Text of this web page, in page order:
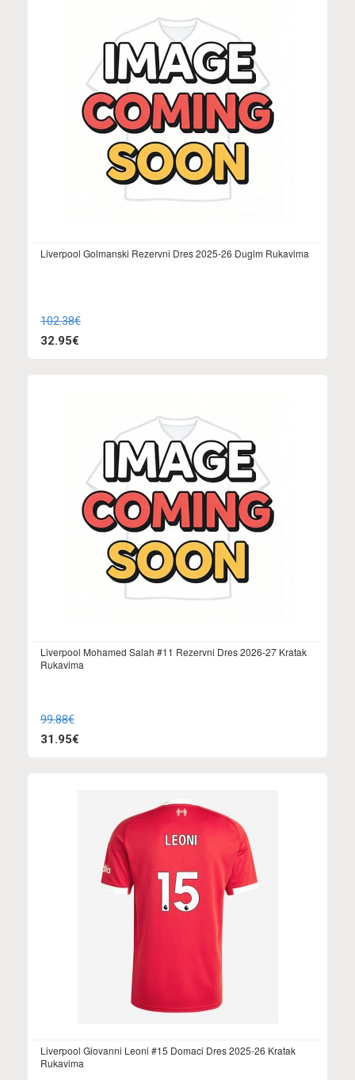
Liverpool Golmanski Rezervni Dres 2025-26 Dugim Rukavima
102.38€
32.95€
Liverpool Mohamed Salah #11 Rezervni Dres 2026-27 Kratak
Rukavima
99.88€
31.95€
Liverpool Giovanni Leoni #15 Domaci Dres 2025-26 Kratak
Rukavima